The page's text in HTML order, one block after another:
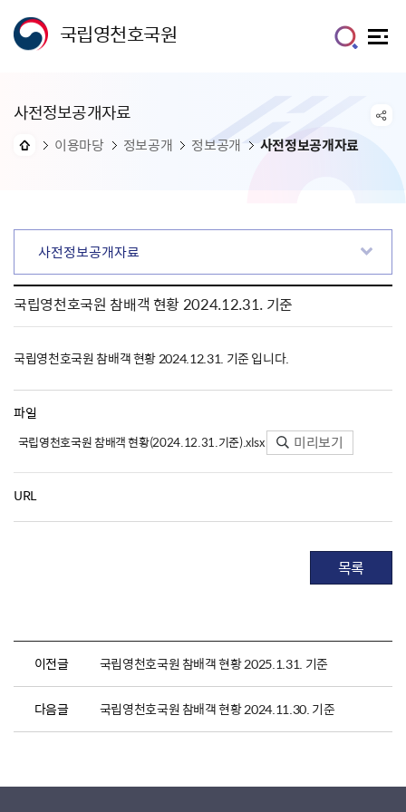
국립영천호국원
사전정보공개자료
이용마당 정보공개 정보공개 사전정보공개자료
사전정보공개자료
국립영천호국원 참배객 현황 2024.12.31. 기준
국립영천호국원 참배객 현황 2024.12.31. 기준 입니다.
파일
국립영천호국원 참배객 현황(2024.12.31.기준).xlsx 미리보기
URL
목록
이전글 국립영천호국원 참배객 현황 2025.1.31. 기준
다음글 국립영천호국원 참배객 현황 2024.11.30. 기준